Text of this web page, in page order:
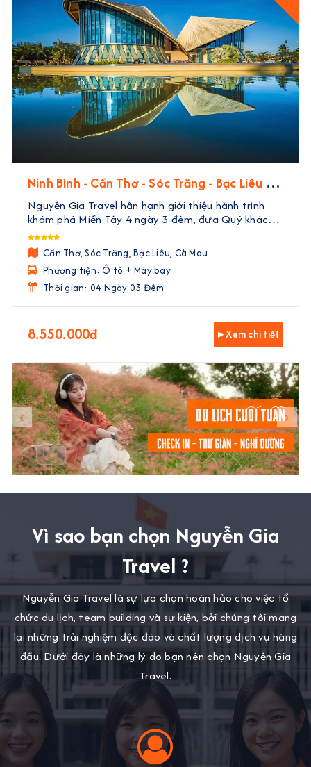
Ninh Bình - Cần Thơ - Sóc Trăng - Bạc Liêu -
Cà Mau | 4 Ngày 3 Đêm
Nguyễn Gia Travel hân hạnh giới thiệu hành trình
khám phá Miền Tây 4 ngày 3 đêm, đưa Quý khách
đến với vẻ đẹp trù phú, văn hóa độc đáo và ẩm thực
phong phú của vùng đất phương Nam. Với sự kết
hợp hoà ...
Cần Thơ, Sóc Trăng, Bạc Liêu, Cà Mau
Phương tiện: Ô tô + Máy bay
Thời gian: 04 Ngày 03 Đêm
8.550.000đ ▸ Xem chi tiết
Vì sao bạn chọn Nguyễn Gia
Travel ?
Nguyễn Gia Travel là sự lựa chọn hoàn hảo cho việc tổ
chức du lịch, team building và sự kiện, bởi chúng tôi mang
lại những trải nghiệm độc đáo và chất lượng dịch vụ hàng
đầu. Dưới đây là những lý do bạn nên chọn Nguyễn Gia
Travel.